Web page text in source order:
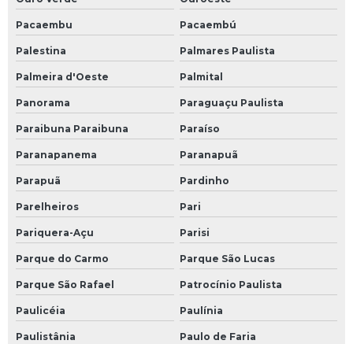
Pacaembu Pacaembú
Palestina Palmares Paulista
Palmeira d'Oeste Palmital
Panorama Paraguaçu Paulista
Paraibuna Paraibuna Paraíso
Paranapanema Paranapuã
Parapuã Pardinho
Parelheiros Pari
Pariquera-Açu Parisi
Parque do Carmo Parque São Lucas
Parque São Rafael Patrocínio Paulista
Paulicéia Paulínia
Paulistânia Paulo de Faria